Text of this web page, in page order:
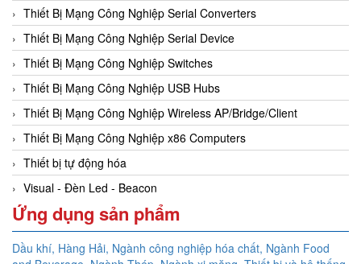
Thiết Bị Mạng Công Nghiệp Serial Converters
Thiết Bị Mạng Công Nghiệp Serial Device
Thiết Bị Mạng Công Nghiệp Switches
Thiết Bị Mạng Công Nghiệp USB Hubs
Thiết Bị Mạng Công Nghiệp Wireless AP/Bridge/Client
Thiết Bị Mạng Công Nghiệp x86 Computers
Thiết bị tự động hóa
Visual - Đèn Led - Beacon
Ứng dụng sản phẩm
Dầu khí, Hàng Hải, Ngành công nghiệp hóa chất, Ngành Food